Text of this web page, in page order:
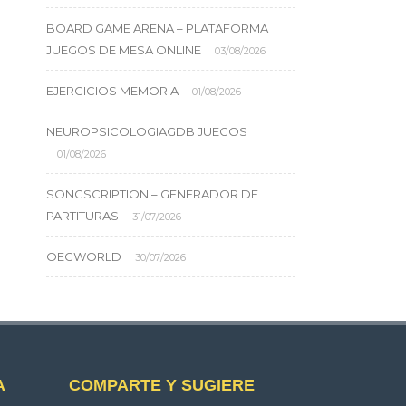
BOARD GAME ARENA – PLATAFORMA
JUEGOS DE MESA ONLINE
03/08/2026
EJERCICIOS MEMORIA 01/08/2026
NEUROPSICOLOGIAGDB JUEGOS
01/08/2026
SONGSCRIPTION – GENERADOR DE
PARTITURAS
31/07/2026
OECWORLD 30/07/2026
COMPARTE Y SUGIERE